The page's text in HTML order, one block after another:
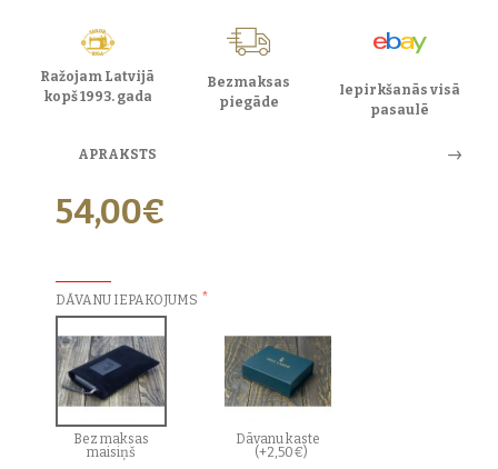
Ražojam Latvijā
kopš 1993. gada
Bezmaksas
piegāde
Iepirkšanās visā
pasaulē
APRAKSTS
54,00€
DĀVANU IEPAKOJUMS
Bez maksas
maisiņš
Dāvanu kaste
(+2,50€)